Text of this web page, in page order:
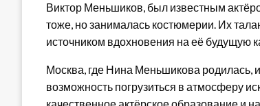
Виктор Меньшиков, был известным
тоже, но занималась костюмерии. Их
источником вдохновения на её будущую
Москва, где Нина Меньшикова родилась,
возможность погрузиться в атмосферу